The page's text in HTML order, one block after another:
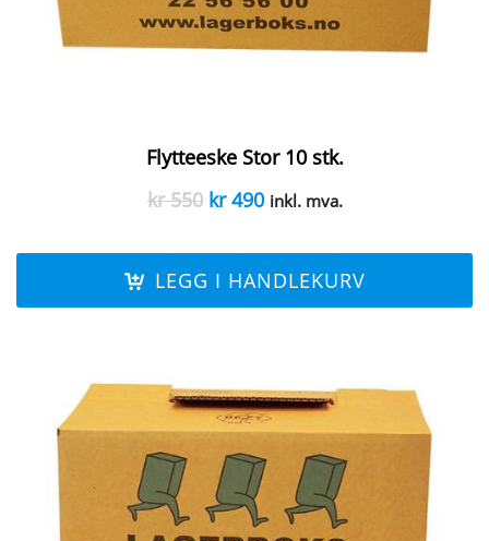
Flytteeske Stor 10 stk.
kr550 Opprinnelig
var:
kr 550.
kr490Nåværende
er:
kr 490.
inkl. mva.
LEGG I HANDLEKURV